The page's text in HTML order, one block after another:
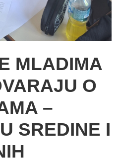
MLADIMA
O
–
SREDINE I